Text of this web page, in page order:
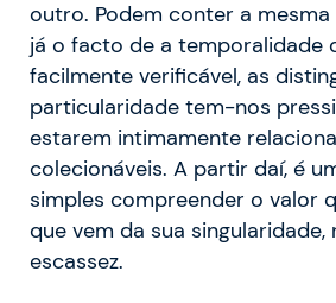
outro. Podem conter a
já o facto de a temporalidade
facilmente verificável, as
particularidade tem-nos
estarem intimamente
colecionáveis. A partir daí, é
simples compreender o valor
que vem da sua singularidade,
escassez.